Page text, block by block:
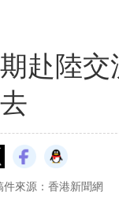
赴陸
件來源：香港新聞網